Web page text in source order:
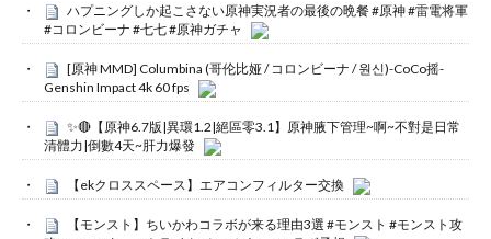
ハプニングしか起こさない原神実況者の最後の晩餐 #原神 #雷電将軍
#コロンビーナ #七七 #原神ガチャ
[原神 MMD] Columbina (哥伦比娅 / コロンビーナ / 원신)-CoCo摇-
Genshin Impact 4k 60 fps
✨🔴【原神6.7版|異環1.2|絕區零3.1】原神腋下管理~啊~不對是日常
清體力|倒數4天~肝力爆發
【ekクロススペース】エアコンフィルター交換
【モンスト】ちいかわコラボが来る理由3選 #モンスト #モンスト攻